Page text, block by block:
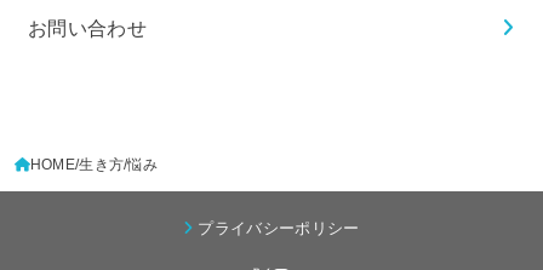
お問い合わせ
HOME 生き方 悩み
プライバシーポリシー